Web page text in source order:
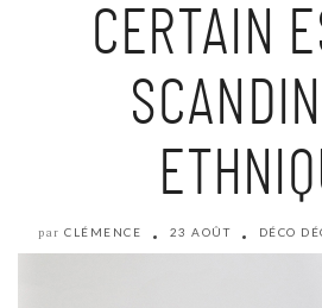
CERTAIN
par CLÉMENCE 23 AOÛT DÉCO